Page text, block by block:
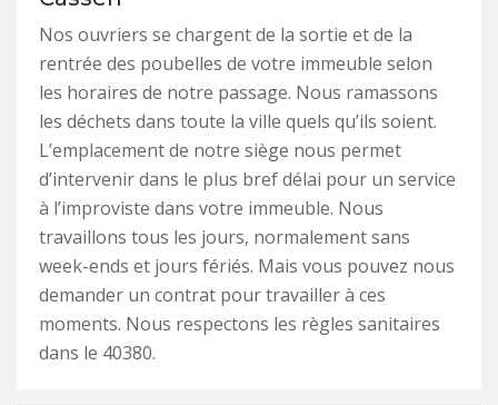
Nos ouvriers se chargent de la sortie et de la
rentrée des poubelles de votre immeuble selon
les horaires de notre passage. Nous ramassons
les déchets dans toute la ville quels qu’ils soient.
L’emplacement de notre siège nous permet
d’intervenir dans le plus bref délai pour un service
à l’improviste dans votre immeuble. Nous
travaillons tous les jours, normalement sans
week-ends et jours fériés. Mais vous pouvez nous
demander un contrat pour travailler à ces
moments. Nous respectons les règles sanitaires
dans le 40380.